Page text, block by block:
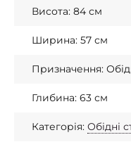
Висота: 84 см
Ширина: 57 см
Призначення:
Глибина: 63 см
Категорія: Обідні